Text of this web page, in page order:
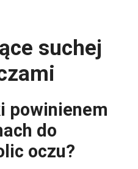
suchej
powinienem
do
oczu?